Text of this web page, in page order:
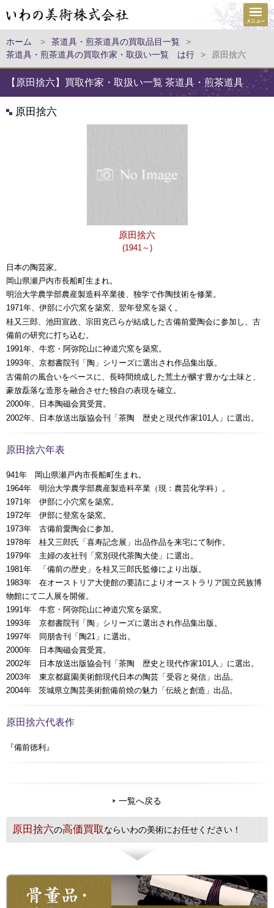
ホーム > 茶道具・煎茶道具の買取品目一覧
>
茶道具・煎茶道具の買取作家・取扱い一覧 は行
> 原田捨六
【原田捨六】買取作家・取扱い一覧 茶道具・煎茶道具
原田捨六
原田捨六
(1941～)
日本の陶芸家。
岡山県瀬戸内市長船町生まれ。
明治大学農学部農産製造科卒業後、独学で作陶技術を修業。
1971年、伊部に小穴窯を築窯、翌年登窯を築く。
桂又三郎、池田宣政、宗田克己らが結成した古備前愛陶会に参加し、古
備前の研究に打ち込む。
1991年、 牛窓・阿弥陀山に神道穴窯を築窯。
1993年、 京都書院刊「陶」シリーズに選出され作品集出版。
古備前の風合いをベースに、長時間焼成した荒土が醸す豊かな土味と、
豪放磊落な造形を融合させた独自の表現を確立。
2000年、日本陶磁会賞受賞。
2002年、日本放送出版協会刊「茶陶 歴史と現代作家101人」に選出。
原田捨六年表
941年 岡山県瀬戸内市長船町生まれ。
1964年 明治大学農学部農産製造科卒業（現：農芸化学科）。
1971年 伊部に小穴窯を築窯。
1972年 伊部に登窯を築窯。
1973年 古備前愛陶会に参加。
1978年 桂又三郎氏「喜寿記念展」出品作品を来宅にて制作。
1979年 主婦の友社刊「窯別現代茶陶大使」に選出。
1981年 「備前の歴史」を桂又三郎氏監修により出版。
1983年 在オーストリア大使館の要請によりオーストラリア国立民族博
物館にて二人展を開催。
1991年 牛窓・阿弥陀山に神道穴窯を築窯。
1993年 京都書院刊「陶」シリーズに選出され作品集出版。
1997年 同朋舎刊「陶21」に選出。
2000年 日本陶磁会賞受賞。
2002年 日本放送出版協会刊「茶陶 歴史と現代作家101人」に選出。
2003年 東京都庭園美術館現代日本の陶芸「受容と発信」出品。
2004年 茨城県立陶芸美術館備前焼の魅力「伝統と創造」出品。
原田捨六代表作
『備前徳利』
一覧へ戻る
原田捨六の高価買取ならいわの美術にお任せください！